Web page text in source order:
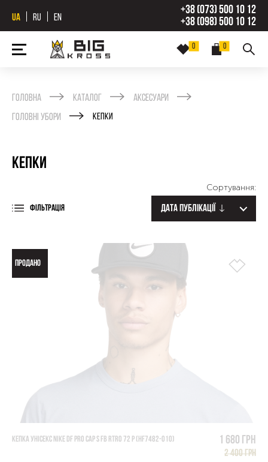
UA RU EN
+38 (073) 500 10 12
+38 (098) 500 10 12
0
0
Головна Каталог
Аксесуари
Головні убори
Кепки
Кепки
ФІЛЬТРАЦІЯ
Сортування:
Дата публікації
ПРОДАНО
КЕПКА УНІСЕКС NIKE DF PRO CAP S FB RTRO 72 P (HF7482-010) 1 680 грн
2 400 грн